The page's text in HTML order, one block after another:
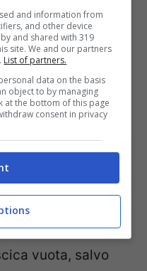
del collo
della visita, è
nei tre
sessuali nelle 24
vuota, salvo
and information from
and other device
and shared with 319
site. We and our partners
List of partners.
data on the basis
object to by managing
at the bottom of this page
consent in privacy